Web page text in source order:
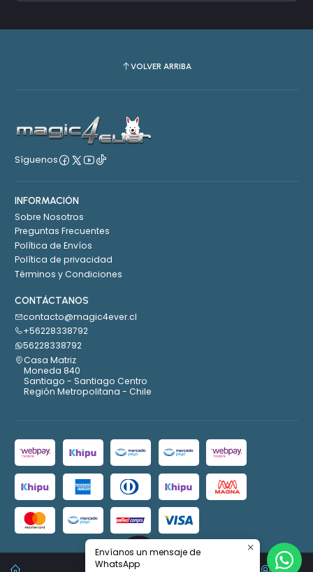
0
VOLVER ARRIBA
Síguenos
INFORMACIÓN
Sobre Nosotros
Preguntas Frecuentes
Política de Envíos
Política de privacidad
Términos y Condiciones
CONTÁCTANOS
contacto@magic4ever.cl
+56228338792
56228338792
Casa Matriz
Moneda 840
Santiago - Santiago Centro
Región Metropolitana - Chile
2026 Magic4ever.
Todos los derechos reservados.
Desarrollado por Jumpseller.
Envíanos un mensaje de
WhatsApp